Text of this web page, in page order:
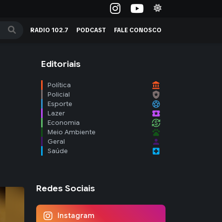
RADIO 102.7 PODCAST FALE CONOSCO
Editoriais
Política account_balance
Policial local_police
Esporte sports_soccer
Lazer local_activity
Economia currency_exchange
Meio Ambiente pets
Geral person
Saúde local_hospital
Redes Sociais
Instagram